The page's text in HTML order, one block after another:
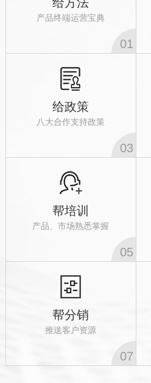
产品终端运营宝典
01
给政策
八大合作支持政策
03
帮培训
产品、市场熟悉掌握
05
帮分销
推送客户资源
07